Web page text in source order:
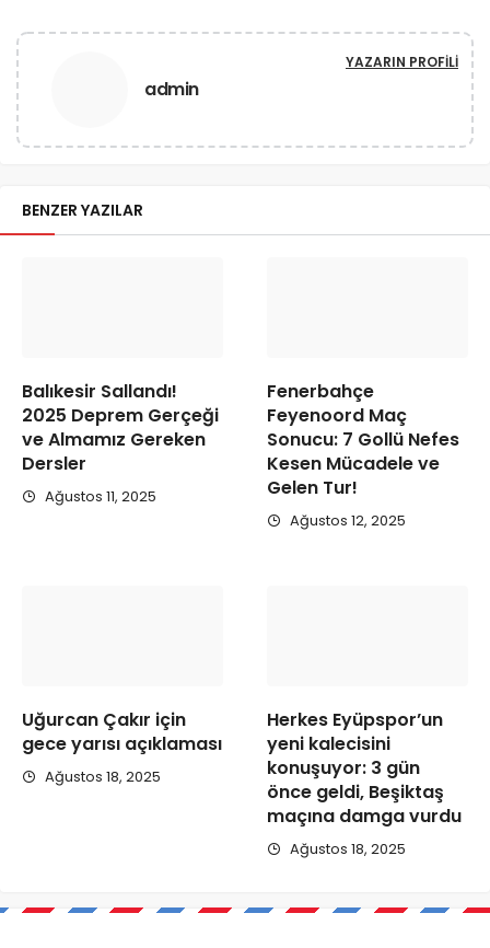
admin
YAZARIN PROFILI
BENZER YAZILAR
Balıkesir Sallandı!
2025 Deprem Gerçeği
ve Almamız Gereken
Dersler
Ağustos 11, 2025
Fenerbahçe
Feyenoord Maç
Sonucu: 7 Gollü Nefes
Kesen Mücadele ve
Gelen Tur!
Ağustos 12, 2025
Uğurcan Çakır için
gece yarısı açıklaması
Ağustos 18, 2025
Herkes Eyüpspor’un
yeni kalecisini
konuşuyor: 3 gün
önce geldi, Beşiktaş
maçına damga vurdu
Ağustos 18, 2025